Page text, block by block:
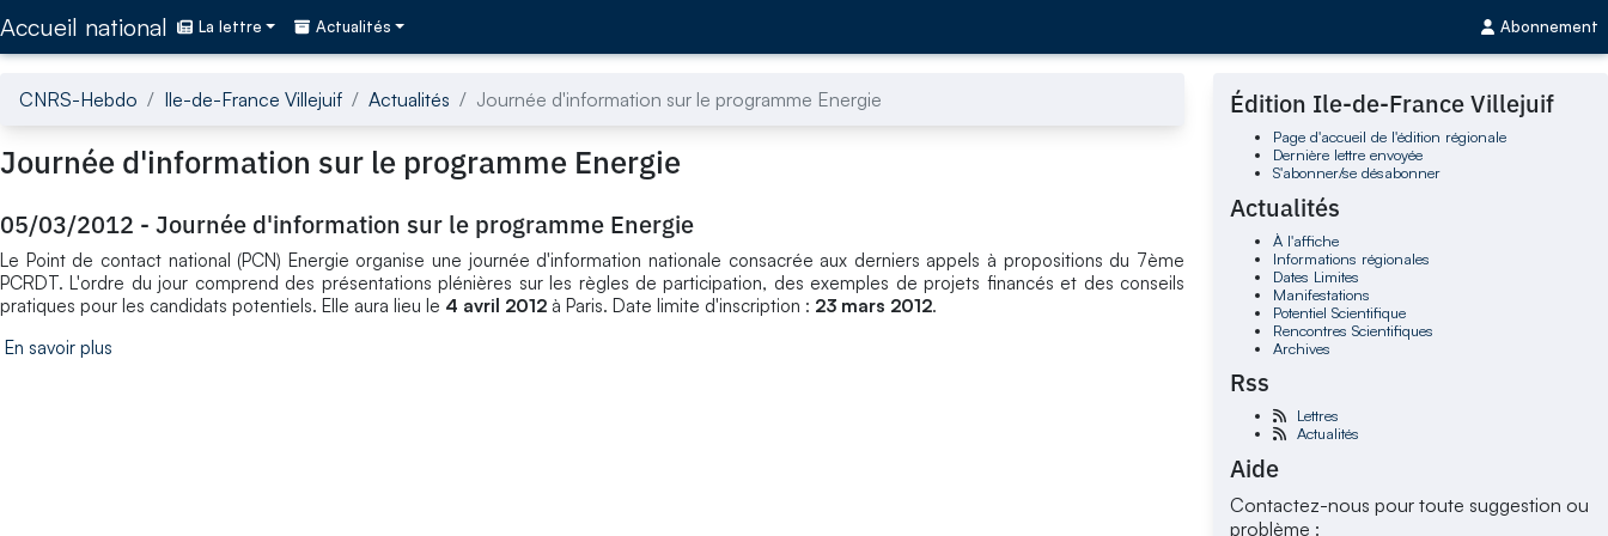
Accueil national La lettre Actualités Abonnement
CNRS-Hebdo Ile-de-France Villejuif Actualités Journée d'information sur le programme Energie
Journée d'information sur le programme Energie
05/03/2012 - Journée d'information sur le programme Energie
Le Point de contact national (PCN) Energie organise une journée d'information nationale consacrée aux derniers appels à propositions du 7ème
PCRDT. L'ordre du jour comprend des présentations plénières sur les règles de participation, des exemples de projets financés et des conseils
pratiques pour les candidats potentiels. Elle aura lieu le 4 avril 2012 à Paris. Date limite d'inscription : 23 mars 2012.
En savoir plus
Édition Ile-de-France Villejuif
Page d'accueil de l'édition régionale
Dernière lettre envoyée
S'abonner/se désabonner
Actualités
À l'affiche
Informations régionales
Dates Limites
Manifestations
Potentiel Scientifique
Rencontres Scientifiques
Archives
Rss
Lettres
Actualités
Aide
Contactez-nous pour toute suggestion ou
problème :